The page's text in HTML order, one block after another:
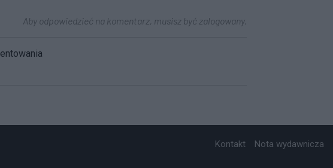
Aby odpowiedzieć na komentarz, musisz być zalogowany.
Kontakt Nota wydawnicza